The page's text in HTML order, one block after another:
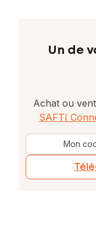
Un de
Achat ou
SAFTI
Mon